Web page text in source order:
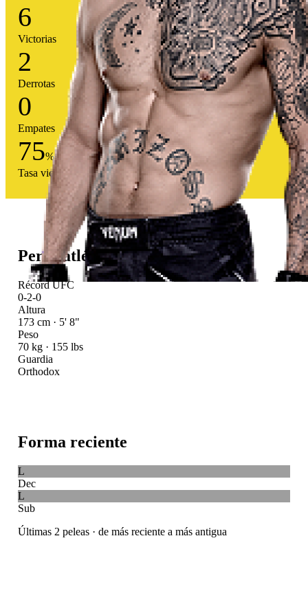
6
Victorias
2
Derrotas
0
Empates
75%
Tasa victoria
Perfil atlético
Récord UFC
0-2-0
Altura
173 cm · 5' 8"
Peso
70 kg · 155 lbs
Guardia
Orthodox
Forma reciente
L
Dec
L
Sub
Últimas 2 peleas · de más reciente a más antigua